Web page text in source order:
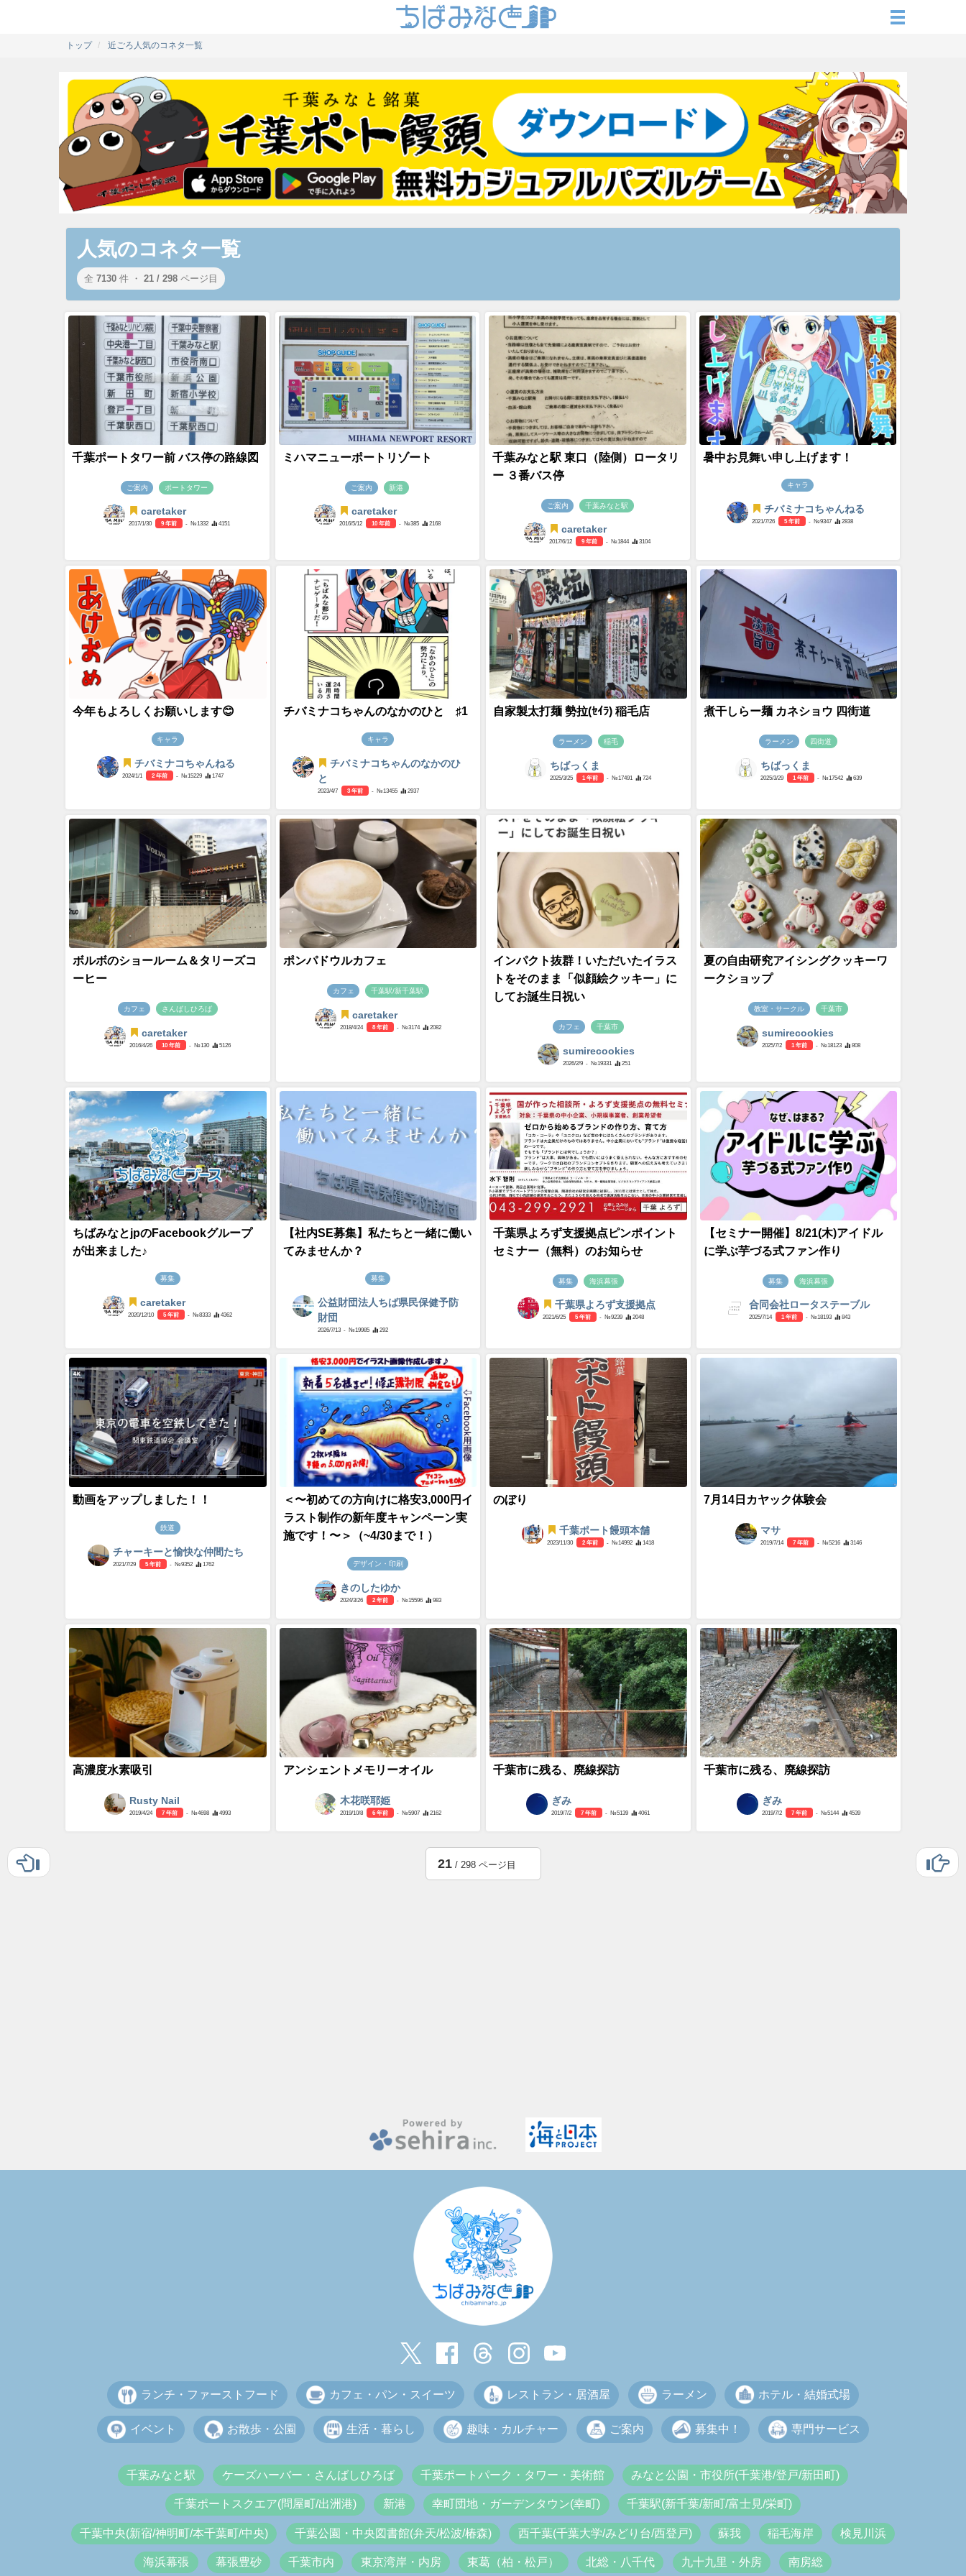
トップ 近ごろ人気のコネタ一覧
人気のコネタ一覧
全 7130 件 ・ 21 / 298 ページ目
千葉ポートタワー前 バス停の路線図
ご案内 ポートタワー
caretaker
2017/1/30 9 年前 - №1332 4151
ミハマニューポートリゾート
ご案内 新港
caretaker
2016/5/12 10 年前 - №385 2168
千葉みなと駅 東口（陸側）ロータリ
ー ３番バス停
ご案内 千葉みなと駅
caretaker
2017/6/12 9 年前 - №1844 3104
暑中お見舞い申し上げます！
キャラ
チバミナコちゃんねる
2021/7/26 5 年前 - №9347 2838
今年もよろしくお願いします😊
キャラ
チバミナコちゃんねる
2024/1/1 2 年前 - №15229 1747
チバミナコちゃんのなかのひと ♯1
キャラ
チバミナコちゃんのなかのひ
と
2023/4/7 3 年前 - №13455 2937
自家製太打麺 勢拉(ｾｲﾗ) 稲毛店
ラーメン 稲毛
ちばっくま
2025/3/25 1 年前 - №17491 724
煮干しらー麺 カネショウ 四街道
ラーメン 四街道
ちばっくま
2025/3/29 1 年前 - №17542 639
ボルボのショールーム＆タリーズコ
ーヒー
カフェ さんばしひろば
caretaker
2016/4/26 10 年前 - №130 5126
ポンパドウルカフェ
カフェ 千葉駅/新千葉駅
caretaker
2018/4/24 8 年前 - №3174 2082
インパクト抜群！いただいたイラス
トをそのまま「似顔絵クッキー」に
してお誕生日祝い
カフェ 千葉市
sumirecookies
2026/2/9 - №19331 251
夏の自由研究アイシングクッキーワ
ークショップ
教室・サークル 千葉市
sumirecookies
2025/7/2 1 年前 - №18123 808
ちばみなとjpのFacebookグループ
が出来ました♪
募集
caretaker
2020/12/10 5 年前 - №8333 4362
【社内SE募集】私たちと一緒に働い
てみませんか？
募集
公益財団法人ちば県民保健予防
財団
2026/7/13 - №19985 292
千葉県よろず支援拠点ピンポイント
セミナー（無料）のお知らせ
募集 海浜幕張
千葉県よろず支援拠点
2021/6/25 5 年前 - №9239 2048
【セミナー開催】8/21(木)アイドル
に学ぶ芋づる式ファン作り
募集 海浜幕張
合同会社ロータステーブル
2025/7/14 1 年前 - №18193 843
動画をアップしました！！
鉄道
チャーキーと愉快な仲間たち
2021/7/29 5 年前 - №9352 1762
＜〜初めての方向けに格安3,000円イ
ラスト制作の新年度キャンペーン実
施です！〜＞（~4/30まで！）
デザイン・印刷
きのしたゆか
2024/3/26 2 年前 - №15596 983
のぼり
千葉ポート饅頭本舗
2023/11/30 2 年前 - №14992 1418
7月14日カヤック体験会
マサ
2019/7/14 7 年前 - №5216 3146
高濃度水素吸引
Rusty Nail
2019/4/24 7 年前 - №4698 4993
アンシェントメモリーオイル
木花咲耶姫
2019/10/8 6 年前 - №5907 2162
千葉市に残る、廃線探訪
ぎみ
2019/7/2 7 年前 - №5139 4061
千葉市に残る、廃線探訪
ぎみ
2019/7/2 7 年前 - №5144 4539
21/ 298 ページ目
ランチ・ファーストフード カフェ・パン・スイーツ レストラン・居酒屋 ラーメン ホテル・結婚式場
イベント お散歩・公園 生活・暮らし 趣味・カルチャー ご案内 募集中！ 専門サービス
千葉みなと駅 ケーズハーバー・さんばしひろば 千葉ポートパーク・タワー・美術館 みなと公園・市役所(千葉港/登戸/新田町)
千葉ポートスクエア(問屋町/出洲港) 新港 幸町団地・ガーデンタウン(幸町) 千葉駅(新千葉/新町/富士見/栄町)
千葉中央(新宿/神明町/本千葉町/中央) 千葉公園・中央図書館(弁天/松波/椿森) 西千葉(千葉大学/みどり台/西登戸) 蘇我 稲毛海岸 検見川浜
海浜幕張 幕張豊砂 千葉市内 東京湾岸・内房 東葛（柏・松戸） 北総・八千代 九十九里・外房 南房総